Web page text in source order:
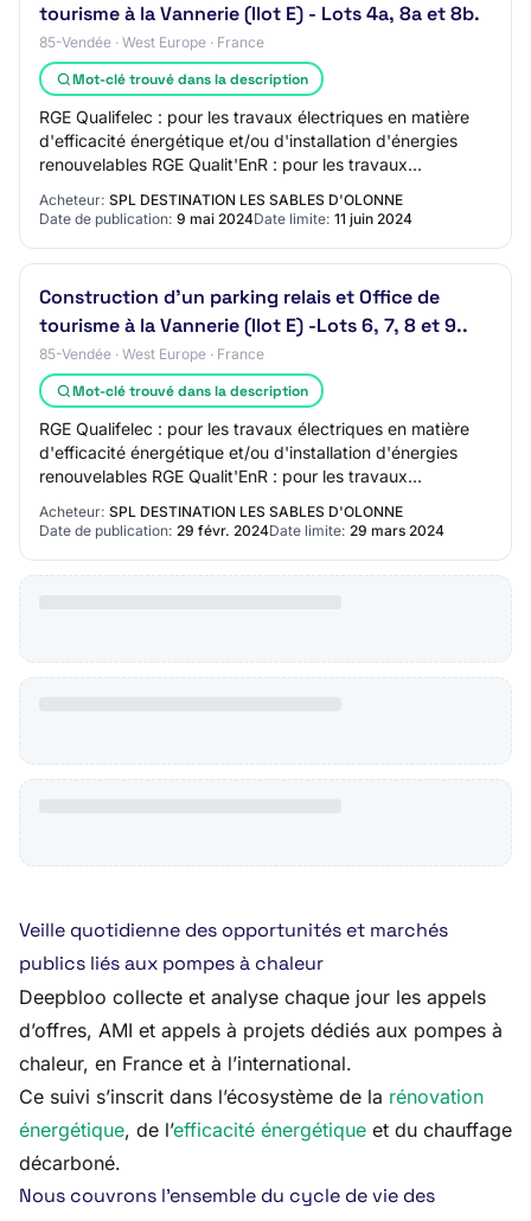
tourisme à la Vannerie (Ilot E) - Lots 4a, 8a et 8b.
85-Vendée · West Europe · France
Mot-clé trouvé dans la description
RGE Qualifelec : pour les travaux électriques en matière
d'efficacité énergétique et/ou d'installation d'énergies
renouvelables RGE Qualit'EnR : pour les travaux
Acheteur: SPL DESTINATION LES SABLES D'OLONNE
Date de publication: 9 mai 2024Date limite: 11 juin 2024
Construction d'un parking relais et Office de
tourisme à la Vannerie (Ilot E) -Lots 6, 7, 8 et 9..
85-Vendée · West Europe · France
Mot-clé trouvé dans la description
RGE Qualifelec : pour les travaux électriques en matière
d'efficacité énergétique et/ou d'installation d'énergies
renouvelables RGE Qualit'EnR : pour les travaux
Acheteur: SPL DESTINATION LES SABLES D'OLONNE
Date de publication: 29 févr. 2024Date limite: 29 mars 2024
Veille quotidienne des opportunités et marchés
publics liés aux pompes à chaleur
Deepbloo collecte et analyse chaque jour les appels
d’offres, AMI et appels à projets dédiés aux pompes à
chaleur, en France et à l’international.
Ce suivi s’inscrit dans l’écosystème de la rénovation
énergétique, de l’efficacité énergétique et du chauffage
décarboné.
Nous couvrons l’ensemble du cycle de vie des